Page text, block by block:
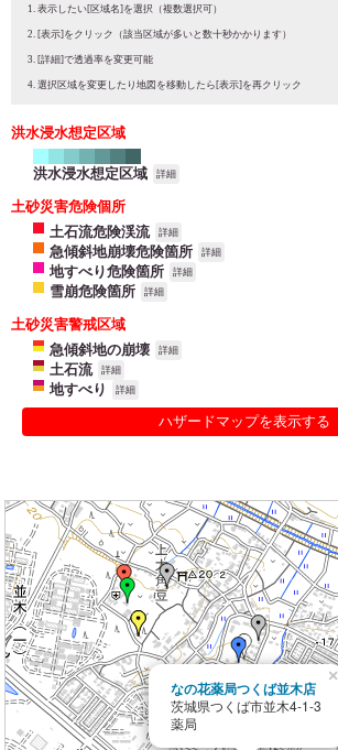
表示したい[区域名]を選択（複数選択可）
[表示]をクリック（該当区域が多いと数十秒かかります）
[詳細]で透過率を変更可能
選択区域を変更したり地図を移動したら[表示]を再クリック
洪水浸水想定区域
洪水浸水想定区域 詳細
土砂災害危険個所
土石流危険渓流
詳細
急傾斜地崩壊危険箇所 詳細
地すべり危険箇所 詳細
雪崩危険箇所 詳細
土砂災害警戒区域
急傾斜地の崩壊
詳細
土石流 詳細
地すべり 詳細
ハザードマップを表示する
なの花薬局つくば並木店
茨城県つくば市並木4-1-3
薬局
×